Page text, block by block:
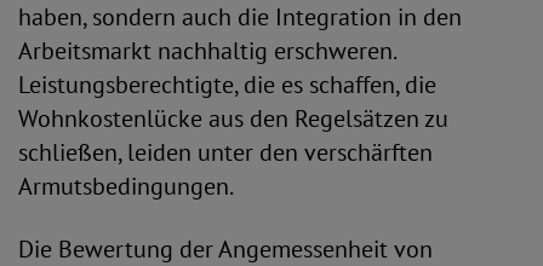
haben, sondern auch die Integration in den
Arbeitsmarkt nachhaltig erschweren.
Leistungsberechtigte, die es schaffen, die
Wohnkostenlücke aus den Regelsätzen zu
schließen, leiden unter den verschärften
Armutsbedingungen.
Die Bewertung der Angemessenheit von